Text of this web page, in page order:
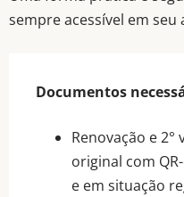
sempre acessível em seu
Documentos
Renovação e 2°
original com
e em situação